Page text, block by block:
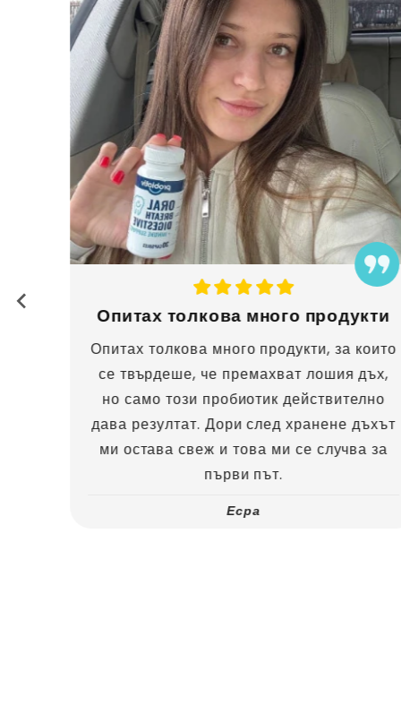
Опитах толкова много продукти
Опитах толкова много продукти, за които
се твърдеше, че премахват лошия дъх,
но само този пробиотик действително
дава резултат. Дори след хранене дъхът
ми остава свеж и това ми се случва за
първи път.
Есра